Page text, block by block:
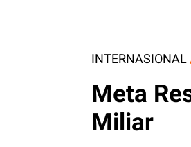
INTERNASIONAL
Meta
Miliar